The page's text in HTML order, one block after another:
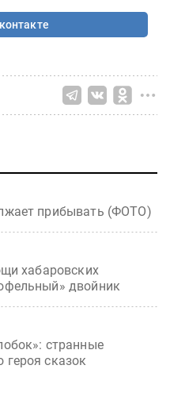
прибывать (ФОТО)
хабаровских
двойник
странные
сказок